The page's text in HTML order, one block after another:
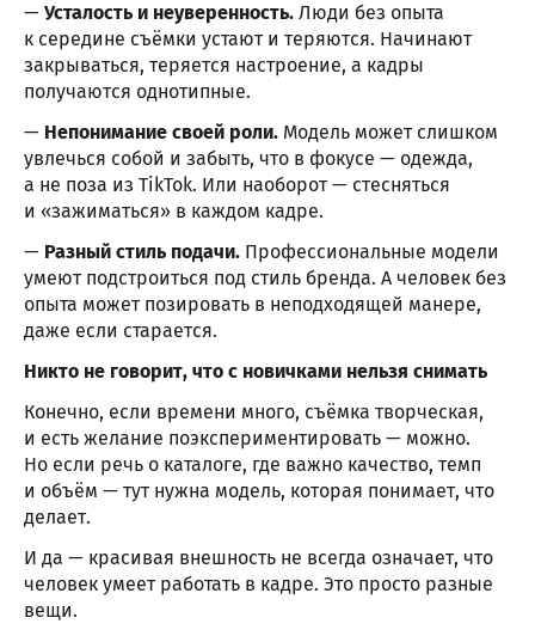
— Усталость и неуверенность. Люди без опыта
к середине съёмки устают и теряются. Начинают
закрываться, теряется настроение, а кадры
получаются однотипные.
— Непонимание своей роли. Модель может слишком
увлечься собой и забыть, что в фокусе — одежда,
а не поза из TikTok. Или наоборот — стесняться
и «зажиматься» в каждом кадре.
— Разный стиль подачи. Профессиональные модели
умеют подстроиться под стиль бренда. А человек без
опыта может позировать в неподходящей манере,
даже если старается.
Никто не говорит, что с новичками нельзя снимать
Конечно, если времени много, съёмка творческая,
и есть желание поэкспериментировать — можно.
Но если речь о каталоге, где важно качество, темп
и объём — тут нужна модель, которая понимает, что
делает.
И да — красивая внешность не всегда означает, что
человек умеет работать в кадре. Это просто разные
вещи.